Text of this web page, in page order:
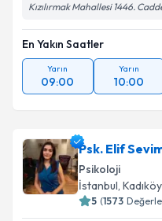
Kızılırmak Mahallesi 1446.
En Yakın Saatler
Yarın
09:00
Yarın
10:00
Psk. Elif
Psikoloji
İstanbul, Kadıköy
5 (1573